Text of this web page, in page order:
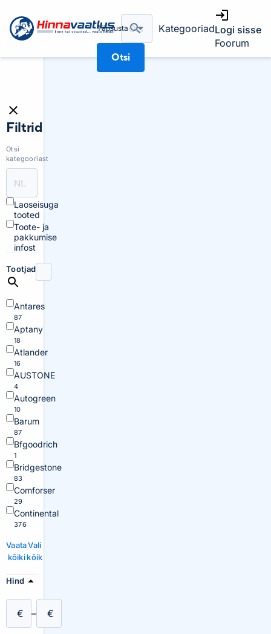
Täpsusta
Otsi
KategooriadLogi sisse
Foorum
Filtrid
Otsi
kategooriast
Laoseisuga
tooted
Toote- ja
pakkumise
infost
Tootjad
Antares
87
Aptany
18
Atlander
16
AUSTONE
4
Autogreen
10
Barum
87
Bfgoodrich
1
Bridgestone
83
Comforser
29
Continental
376
Vaata
kõiki
Vali
kõik
Hind
€ – €